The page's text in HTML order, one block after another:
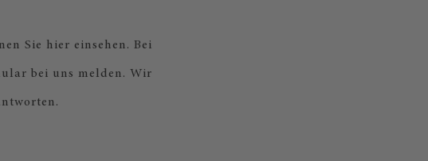
Sie hier einsehen. Bei
bei uns melden. Wir